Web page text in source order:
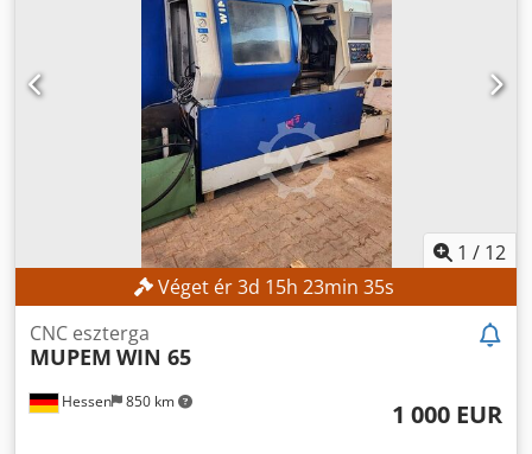
kb. 52 mm Főorsó fordulatszáma (max.): 4500 ford./perc
Szerszámtartó: 12 állomás GÉP ADATOK Vezérlés: FANUC
CNC Gép súlya: kb. 2200 kg Üzemeltetési óra: kb. 6458 óra
Orszó óra: kb. 4300 óra Feszültség: AC 380 V
(transzformátorral vagy anélkül) Névleges teljesítmény:
14,97 kVA Teljes terhelésű áram: 22,74 A Zárlati megszakító
képesség: 5 kA Rövidzárlati képesség: 10 kA A gyártó által
megadott elektromos motor teljesítménye: 7,5 kW
FELSZERELTSÉG Műszaki dokumentáció Erős főorsó
Robusztus gépszerkezet a nagy pontosság érdekében
Szerszámtartó gyors indexálással Kompakt felépítés, kis
helyigénnyel Felhasználóbarát CNC vezérlés Magas
megbízhatóság Djdpfx Acoznb Nts Ueck Alacsony
karbantartási igény Teljeskörű műszaki dokumentáció
1 / 12
Véget ér3d 15h 23min 33s
Hessen 850 km
CNC eszterga
MUPEM WIN 65
1 000 EUR